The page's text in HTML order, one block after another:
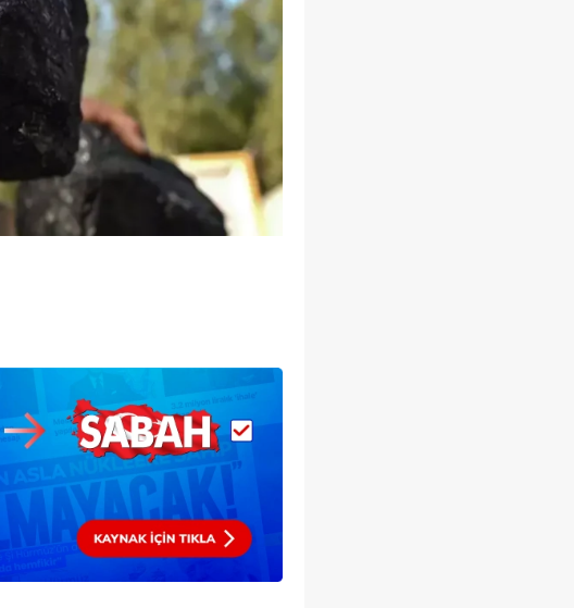
vasıtasıyla belirleyebilirsiniz. Çerezlere ilişkin detaylı bilgi için Ayarlar
ziyaret edebilirsiniz.
uyarınca hazırlanmış Aydınlatma Metnimizi okumak ve sitemizde ilgili
bilgi almak için lütfen
tıklayınız